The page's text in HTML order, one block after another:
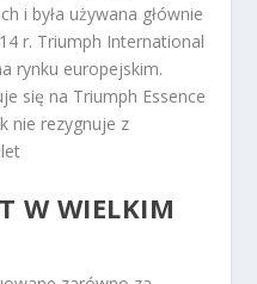
i była używana głównie
r. Triumph International
rynku europejskim.
się na Triumph Essence
nie rezygnuje z
W WIELKIM